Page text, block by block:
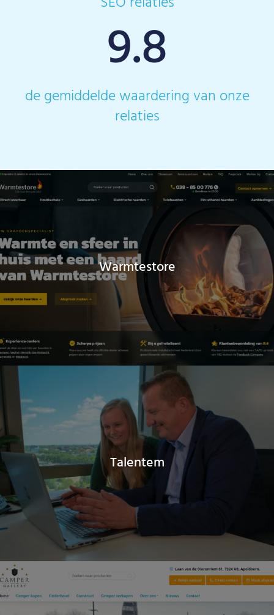
9.8
de gemiddelde waardering van onze
relaties
Warmtestore
Talentem